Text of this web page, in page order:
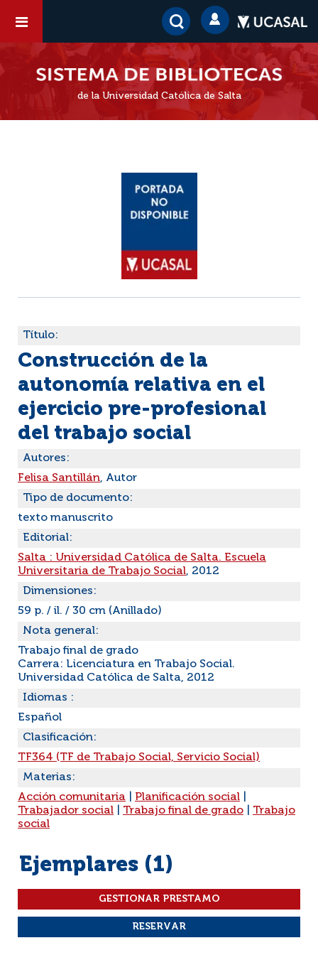
de la Universidad Católica de Salta
Título:
Construcción de la
autonomía relativa en el
ejercicio pre-profesional
del trabajo social
Autores:
Felisa Santillán, Autor
Tipo de documento:
texto manuscrito
Editorial:
Salta : Universidad Católica de Salta. Escuela
Universitaria de Trabajo Social, 2012
Dimensiones:
59 p. / il. / 30 cm (Anillado)
Nota general:
Trabajo final de grado
Carrera: Licenciatura en Trabajo Social.
Universidad Católica de Salta, 2012
Idiomas :
Español
Clasificación:
TF364 (TF de Trabajo Social, Servicio Social)
Materias:
Acción comunitaria
Planificación social
Trabajador social
Trabajo final de grado
Trabajo
social
Ejemplares (1)